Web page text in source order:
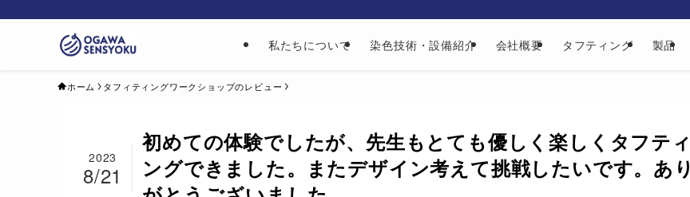
私たちについて 染色技術・設備紹介 会社概要 タフティング 製品
ホーム タフィティングワークショップのレビュー
初めての体験でしたが、先生もとても優しく楽しくタフティ
ングできました。またデザイン考えて挑戦したいです。あり
2023
8/21